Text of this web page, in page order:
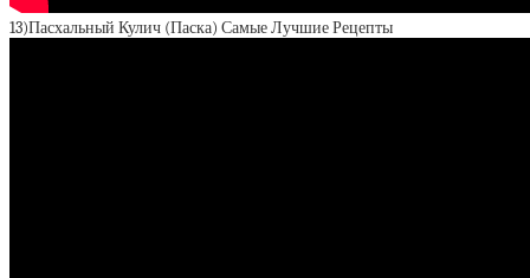
13)Пасхальный Кулич (Паска) Самые Лучшие Рецепты